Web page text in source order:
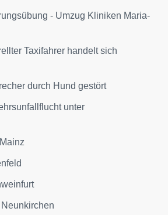
- Umzug Kliniken Maria-
Taxifahrer handelt sich
durch Hund gestört
unter